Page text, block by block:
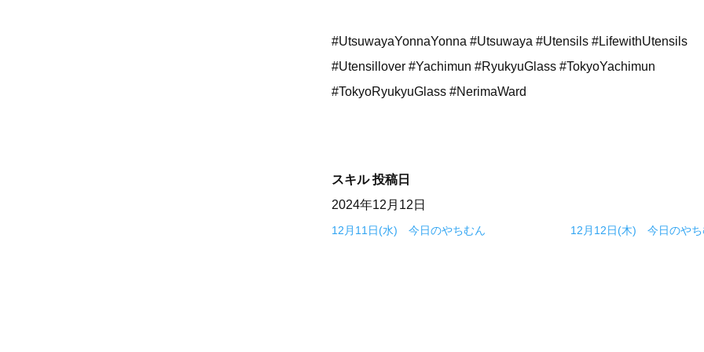
#UtsuwayaYonnaYonna #Utsuwaya #Utensils #LifewithUtensils
#Utensillover #Yachimun #RyukyuGlass #TokyoYachimun
#TokyoRyukyuGlass #NerimaWard
スキル 投稿日
2024年12月12日
12月11日(水) 今日のやちむん 12月12日(木) 今日のやち